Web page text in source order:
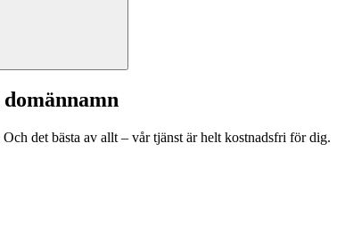
det bästa av allt – vår tjänst är helt kostnadsfri för dig.